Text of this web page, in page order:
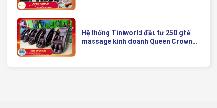
Hệ thống Tiniworld đầu tư 250 ghế
massage kinh doanh Queen Crown